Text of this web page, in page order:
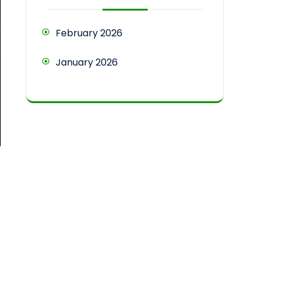
February 2026
January 2026